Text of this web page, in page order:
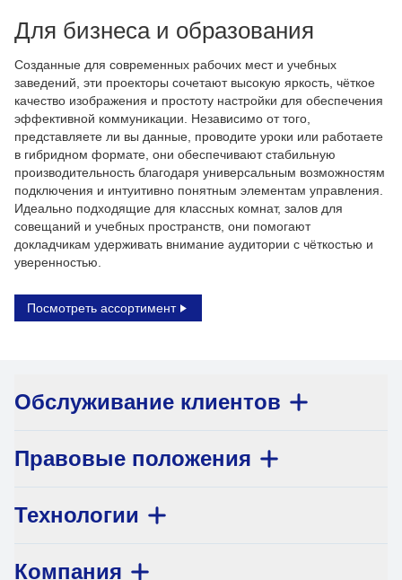
Для бизнеса и образования
Созданные для современных рабочих мест и учебных
заведений, эти проекторы сочетают высокую яркость, чёткое
качество изображения и простоту настройки для обеспечения
эффективной коммуникации. Независимо от того,
представляете ли вы данные, проводите уроки или работаете
в гибридном формате, они обеспечивают стабильную
производительность благодаря универсальным возможностям
подключения и интуитивно понятным элементам управления.
Идеально подходящие для классных комнат, залов для
совещаний и учебных пространств, они помогают
докладчикам удерживать внимание аудитории с чёткостью и
уверенностью.
Посмотреть ассортимент
Обслуживание клиентов
Правовые положения
Технологии
Компания